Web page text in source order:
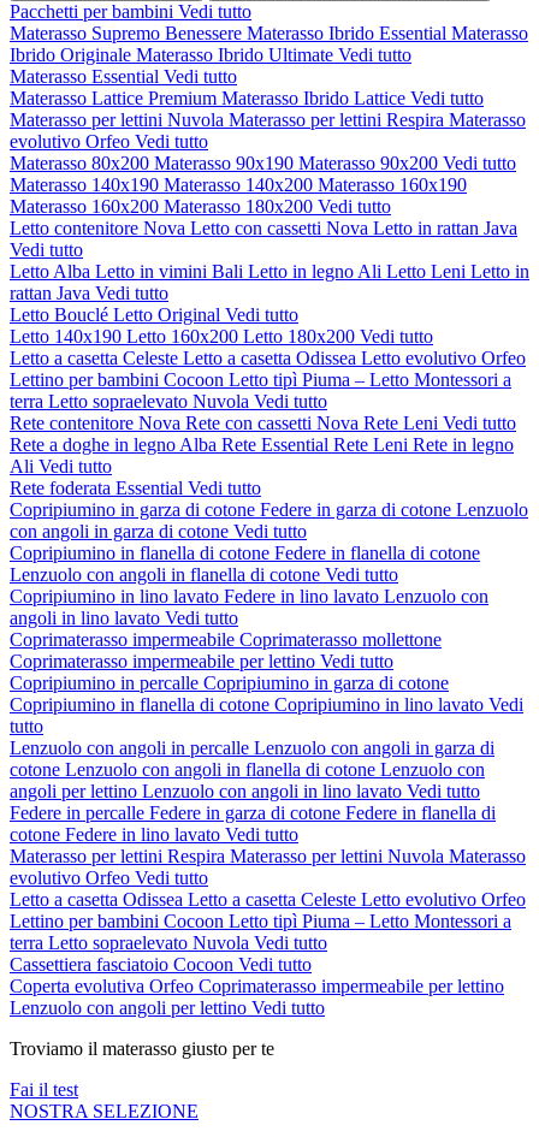
Pacchetti per bambini Vedi tutto
Materasso Supremo Benessere Materasso Ibrido Essential Materasso
Ibrido Originale Materasso Ibrido Ultimate Vedi tutto
Materasso Essential Vedi tutto
Materasso Lattice Premium Materasso Ibrido Lattice Vedi tutto
Materasso per lettini Nuvola Materasso per lettini Respira Materasso
evolutivo Orfeo Vedi tutto
Materasso 80x200 Materasso 90x190 Materasso 90x200 Vedi tutto
Materasso 140x190 Materasso 140x200 Materasso 160x190
Materasso 160x200 Materasso 180x200 Vedi tutto
Letto contenitore Nova Letto con cassetti Nova Letto in rattan Java
Vedi tutto
Letto Alba Letto in vimini Bali Letto in legno Ali Letto Leni Letto in
rattan Java Vedi tutto
Letto Bouclé Letto Original Vedi tutto
Letto 140x190 Letto 160x200 Letto 180x200 Vedi tutto
Letto a casetta Celeste Letto a casetta Odissea Letto evolutivo Orfeo
Lettino per bambini Cocoon Letto tipì Piuma – Letto Montessori a
terra Letto sopraelevato Nuvola Vedi tutto
Rete contenitore Nova Rete con cassetti Nova Rete Leni Vedi tutto
Rete a doghe in legno Alba Rete Essential Rete Leni Rete in legno
Ali Vedi tutto
Rete foderata Essential Vedi tutto
Copripiumino in garza di cotone Federe in garza di cotone Lenzuolo
con angoli in garza di cotone Vedi tutto
Copripiumino in flanella di cotone Federe in flanella di cotone
Lenzuolo con angoli in flanella di cotone Vedi tutto
Copripiumino in lino lavato Federe in lino lavato Lenzuolo con
angoli in lino lavato Vedi tutto
Coprimaterasso impermeabile Coprimaterasso mollettone
Coprimaterasso impermeabile per lettino Vedi tutto
Copripiumino in percalle Copripiumino in garza di cotone
Copripiumino in flanella di cotone Copripiumino in lino lavato Vedi
tutto
Lenzuolo con angoli in percalle Lenzuolo con angoli in garza di
cotone Lenzuolo con angoli in flanella di cotone Lenzuolo con
angoli per lettino Lenzuolo con angoli in lino lavato Vedi tutto
Federe in percalle Federe in garza di cotone Federe in flanella di
cotone Federe in lino lavato Vedi tutto
Materasso per lettini Respira Materasso per lettini Nuvola Materasso
evolutivo Orfeo Vedi tutto
Letto a casetta Odissea Letto a casetta Celeste Letto evolutivo Orfeo
Lettino per bambini Cocoon Letto tipì Piuma – Letto Montessori a
terra Letto sopraelevato Nuvola Vedi tutto
Cassettiera fasciatoio Cocoon Vedi tutto
Coperta evolutiva Orfeo Coprimaterasso impermeabile per lettino
Lenzuolo con angoli per lettino Vedi tutto
Troviamo il materasso giusto per te
Fai il test
NOSTRA SELEZIONE